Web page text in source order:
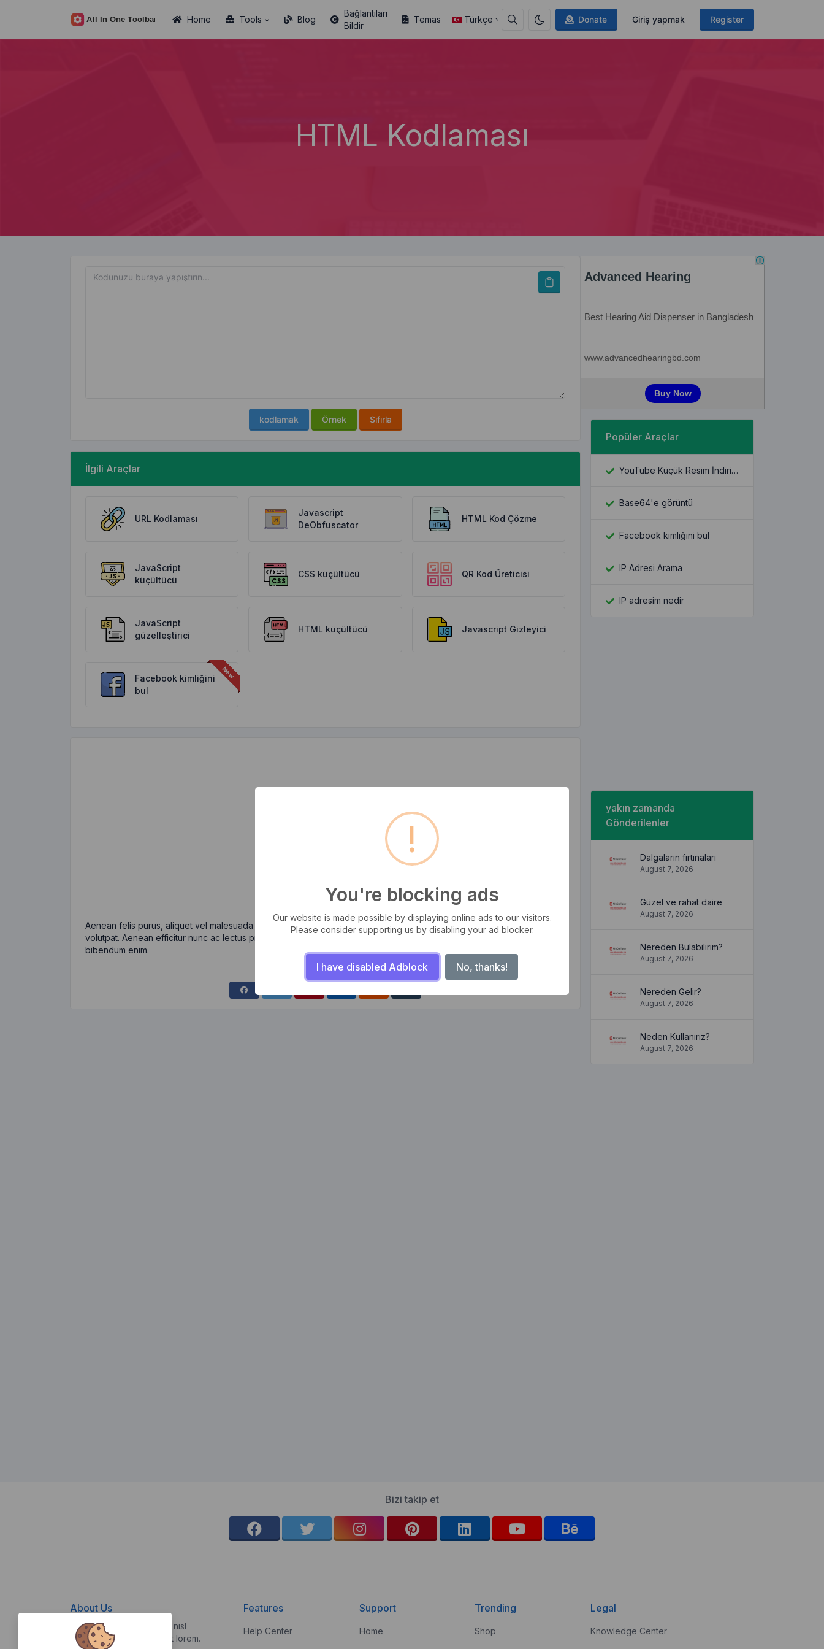
Donate Giriş yapmak Register
Home Tools Blog
Bağlantıları
Bildir
Temas Türkçe
HTML Kodlaması
kodlamak Örnek Sıfırla
İlgili Araçlar
URL Kodlaması
Javascript
DeObfuscator
HTML Kod Çözme
JavaScript
küçültücü
CSS küçültücü QR Kod Üreticisi
JavaScript
güzelleştirici
HTML küçültücü Javascript Gizleyici
Facebook kimliğini
bul
Aenean felis purus, aliquet vel malesuada egestas, iaculis ut odio. Sed posuere cursus fermentum. Aliquam erat
volutpat. Aenean efficitur nunc ac lectus pretium, ut semper odio mattis. Aliquam sit amet sapien libero. Sed facilisis
bibendum enim.
Popüler Araçlar
YouTube Küçük Resim İndiricisi
Base64'e görüntü
Facebook kimliğini bul
IP Adresi Arama
IP adresim nedir
yakın zamanda
Gönderilenler
Dalgaların fırtınaları
August 7, 2026
Güzel ve rahat daire
August 7, 2026
Nereden Bulabilirim?
August 7, 2026
Nereden Gelir?
August 7, 2026
Neden Kullanırız?
August 7, 2026
Bizi takip et
About Us
Vestibulum quis risus sed nisl
pellentesque aliquet et et lorem.
Features
Help Center
Support
Home
Trending
Shop
Legal
Knowledge Center
!
You're blocking ads
Our website is made possible by displaying online ads to our visitors.
Please consider supporting us by disabling your ad blocker.
I have disabled Adblock No, thanks!